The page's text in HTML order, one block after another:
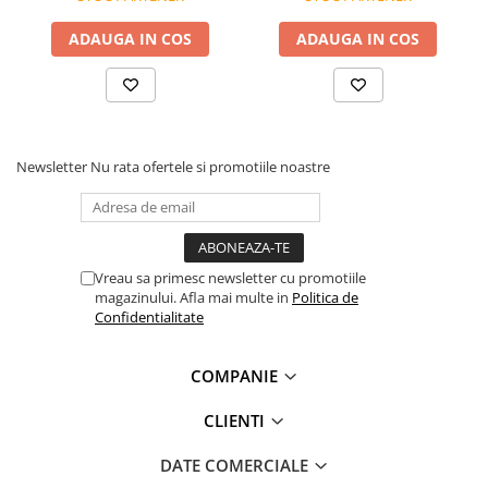
Protecție sudură
Protecție termică (căldură)
Protecție termică (frig)
(ESD)
Electroizolante
Mânecuțe (Cotiere)
afisare, fara a anunta in prealabil. Toate promotiile prezente in site
sunt valabile in limita stocului disponibil.
ADAUGA IN COS ADAUGA IN COS
Newsletter Nu rata ofertele si promotiile noastre
Vreau sa primesc newsletter cu promotiile
magazinului. Afla mai multe in Politica de
Confidentialitate
COMPANIE
CLIENTI
DATE COMERCIALE